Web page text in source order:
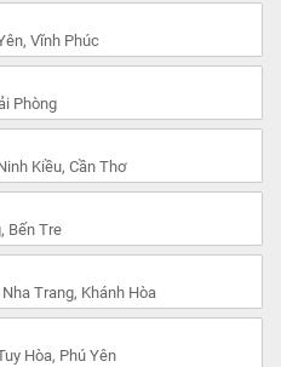
Vĩnh Phúc
Phòng
Kiều, Cần Thơ
Bến Tre
Trang, Khánh Hòa
Hòa, Phú Yên